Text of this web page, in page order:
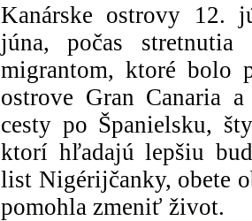
Kanárske ostrovy 12.
júna, počas stretnutia
migrantom, ktoré bolo
ostrove Gran Canaria
cesty po Španielsku,
ktorí hľadajú lepšiu
list Nigérijčanky, obete
pomohla zmeniť život.